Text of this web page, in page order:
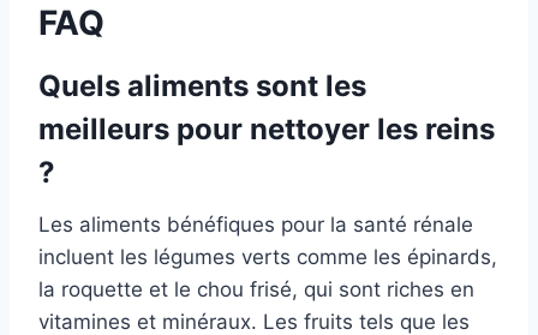
FAQ
Quels aliments sont les
meilleurs pour nettoyer les reins
?
Les aliments bénéfiques pour la santé rénale
incluent les légumes verts comme les épinards,
la roquette et le chou frisé, qui sont riches en
vitamines et minéraux. Les fruits tels que les